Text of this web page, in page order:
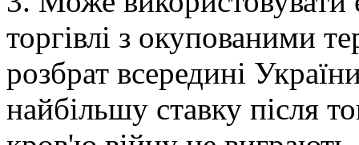
торгівлі з окупованими
розбрат всередині
найбільшу ставку після